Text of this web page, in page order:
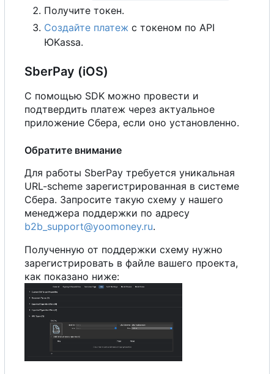
Получите токен.
Создайте платеж с токеном по API
ЮKassa.
SberPay (iOS)
С помощью SDK можно провести и
подтвердить платеж через актуальное
приложение Сбера, если оно установленно.
Обратите внимание
Для работы SberPay требуется уникальная
URL-scheme зарегистрированная в системе
Сбера. Запросите такую схему у нашего
менеджера поддержки по адресу
b2b_support@yoomoney.ru.
Полученную от поддержки схему нужно
зарегистрировать в файле вашего проекта,
как показано ниже: